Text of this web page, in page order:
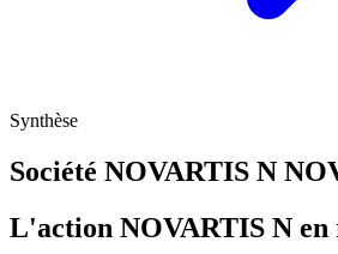
Synthèse
Société NOVARTIS N
L'action NOVARTIS N en